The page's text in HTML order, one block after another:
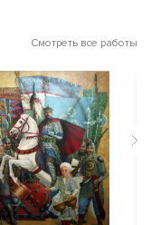
Смотреть все работы